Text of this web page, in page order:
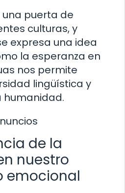
una puerta de
culturas, y
expresa una idea
la esperanza en
nos permite
lingüística y
humanidad.
de la
nuestro
emocional